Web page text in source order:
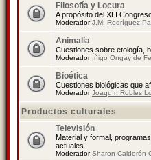
Filosofía y Locura
A propósito del XLI
ModeradorJ.M. Rodríguez
Animalia
Cuestiones sobre etología,
Moderador Íñigo Ongay de
Bioética
Cuestiones biológicas que
ModeradorJoaquín Robles
Productos culturales
Televisión
Material y formal,
actuales.
ModeradorSharon Calderón